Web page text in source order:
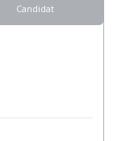
Candidat